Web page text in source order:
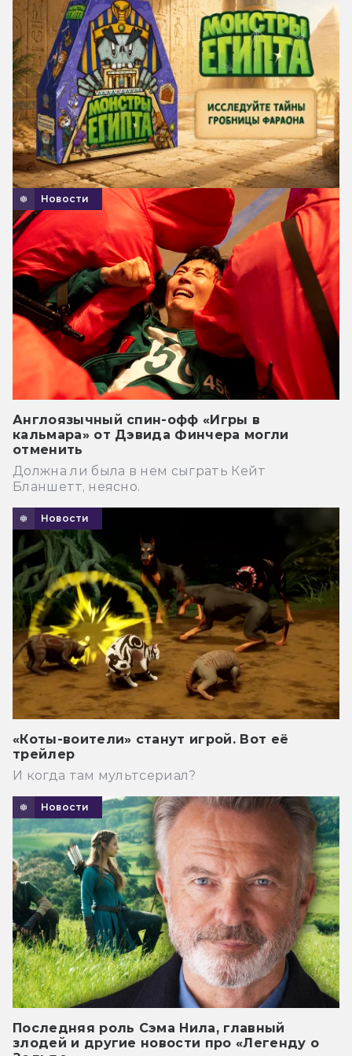
Новости
Англоязычный спин-офф «Игры в
кальмара» от Дэвида Финчера могли
отменить
Должна ли была в нем сыграть Кейт
Бланшетт, неясно.
Новости
«Коты-воители» станут игрой. Вот её
трейлер
И когда там мультсериал?
Новости
Последняя роль Сэма Нила, главный
злодей и другие новости про «Легенду о